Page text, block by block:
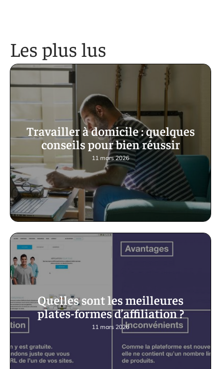
Les plus lus
Travailler à domicile : quelques
conseils pour bien réussir
11 mars 2026
Quelles sont les meilleures
plates-formes d’affiliation ?
11 mars 2026